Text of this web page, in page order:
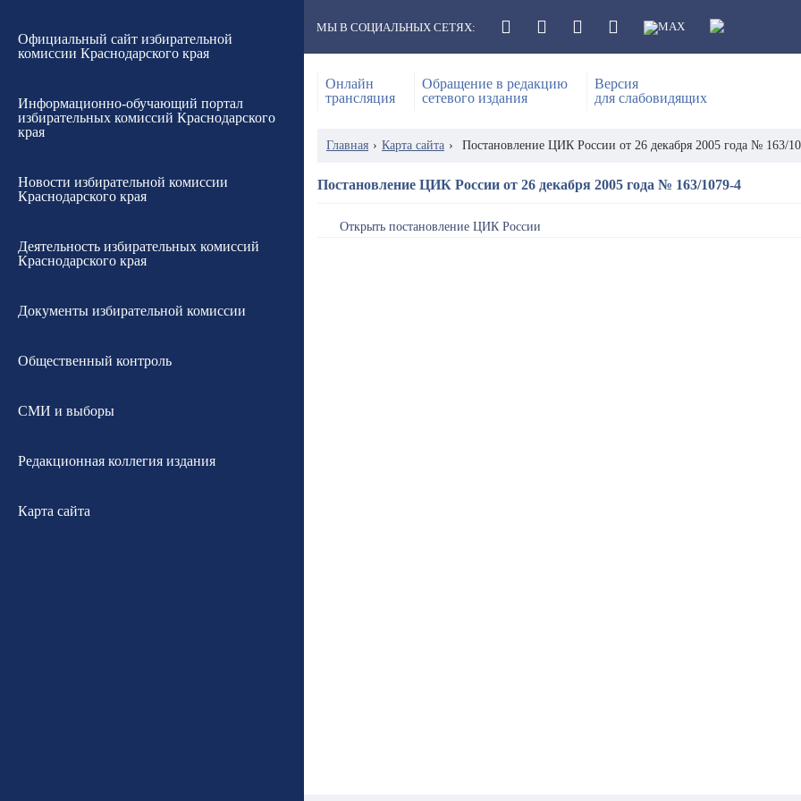
Официальный сайт избирательной
комиссии Краснодарского края
Информационно-обучающий портал
избирательных комиссий Краснодарского
края
Новости избирательной комиссии
Краснодарского края
Деятельность избирательных комиссий
Краснодарского края
Документы избирательной комиссии
Общественный контроль
СМИ и выборы
Редакционная коллегия издания
Карта сайта
МЫ В СОЦИАЛЬНЫХ СЕТЯХ:
Онлайн
трансляция
Обращение в редакцию
сетевого издания
Версия
для слабовидящих
Главная › Карта сайта › Постановление ЦИК России от 26 декабря 2005 года № 163/
Постановление ЦИК России от 26 декабря 2005 года № 163/1079-4
Открыть постановление ЦИК России